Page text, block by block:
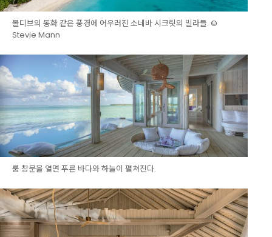
몰디브의 동화 같은 풍경에 어우러진 소네바 시크릿의 빌라들. ©
Stevie Mann
룸 창문을 열면 푸른 바다와 하늘이 펼쳐진다.